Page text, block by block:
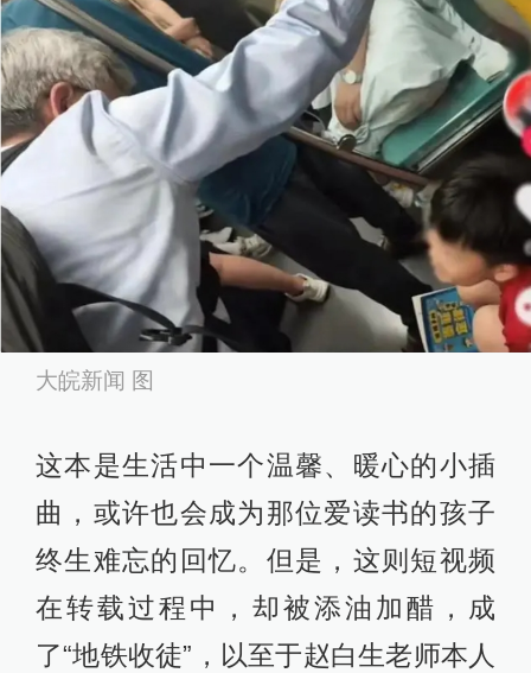
大皖新闻 图
这本是生活中一个温馨、暖心的小插
曲，或许也会成为那位爱读书的孩子
终生难忘的回忆。但是，这则短视频
在转载过程中，却被添油加醋，成
了“地铁收徒”，以至于赵白生老师本人